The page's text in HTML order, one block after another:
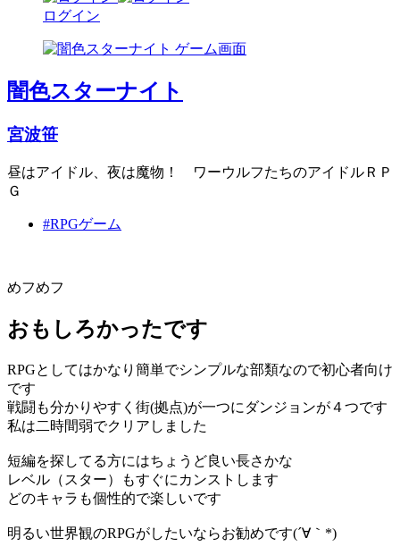
ログイン
闇色スターナイト
宮波笹
昼はアイドル、夜は魔物！ ワーウルフたちのアイドルＲＰ
Ｇ
#RPGゲーム
めフめフ
おもしろかったです
RPGとしてはかなり簡単でシンプルな部類なので初心者向け
です
戦闘も分かりやすく街(拠点)が一つにダンジョンが４つです
私は二時間弱でクリアしました
短編を探してる方にはちょうど良い長さかな
レベル（スター）もすぐにカンストします
どのキャラも個性的で楽しいです
明るい世界観のRPGがしたいならお勧めです(´∀｀*)